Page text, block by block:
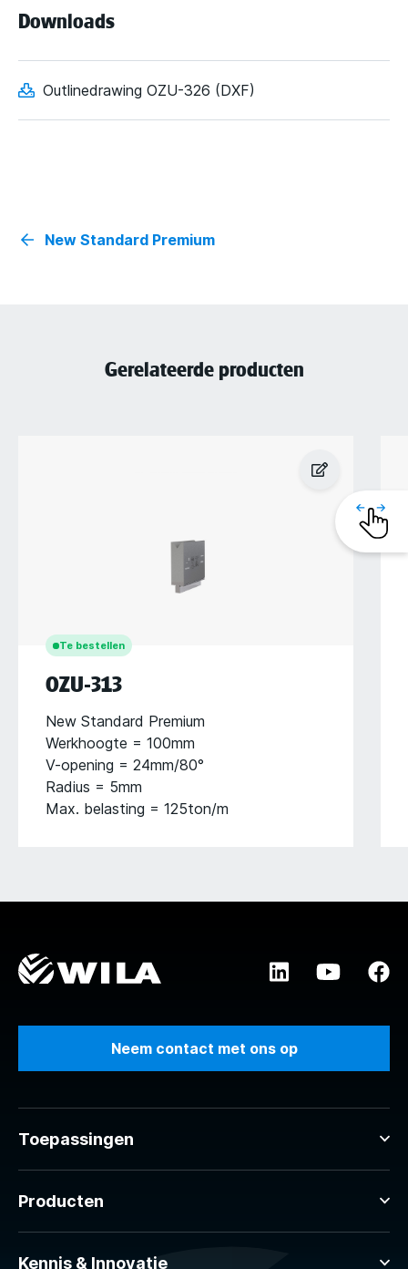
Downloads
Outlinedrawing OZU-326 (DXF)
New Standard Premium
Gerelateerde producten
Te bestellen
OZU-313
New Standard Premium
Werkhoogte = 100mm
V-opening = 24mm/80°
Radius = 5mm
Max. belasting = 125ton/m
Neem contact met ons op
Toepassingen
Producten
Kennis & Innovatie